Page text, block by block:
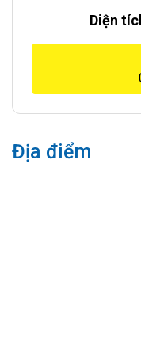
Diện
Địa điểm